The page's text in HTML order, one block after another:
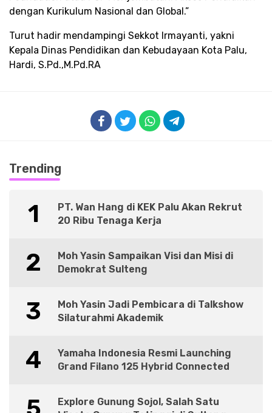
dengan Kurikulum Nasional dan Global.”
Turut hadir mendampingi Sekkot Irmayanti, yakni
Kepala Dinas Pendidikan dan Kebudayaan Kota Palu,
Hardi, S.Pd.,M.Pd.RA
Trending
1
PT. Wan Hang di KEK Palu Akan Rekrut
20 Ribu Tenaga Kerja
2
Moh Yasin Sampaikan Visi dan Misi di
Demokrat Sulteng
3
Moh Yasin Jadi Pembicara di Talkshow
Silaturahmi Akademik
4
Yamaha Indonesia Resmi Launching
Grand Filano 125 Hybrid Connected
Explore Gunung Sojol, Salah Satu